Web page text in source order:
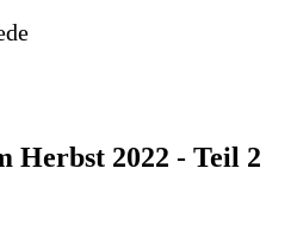
Herbst 2022 - Teil 2